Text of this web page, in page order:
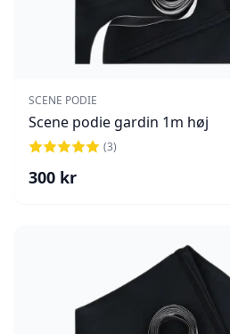
SCENE PODIE
Scene podie gardin 1m høj
(3)
300 kr